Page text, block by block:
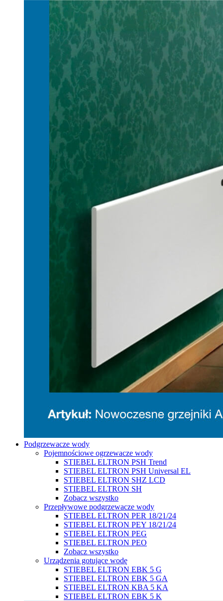
Podgrzewacze wody
Pojemnościowe ogrzewacze wody
STIEBEL ELTRON PSH Trend
STIEBEL ELTRON PSH Universal EL
STIEBEL ELTRON SHZ LCD
STIEBEL ELTRON SH
Zobacz wszystko
Przepływowe podgrzewacze wody
STIEBEL ELTRON PER 18/21/24
STIEBEL ELTRON PEY 18/21/24
STIEBEL ELTRON PEG
STIEBEL ELTRON PEO
Zobacz wszystko
Urządzenia gotujące wodę
STIEBEL ELTRON EBK 5 G
STIEBEL ELTRON EBK 5 GA
STIEBEL ELTRON KBA 5 KA
STIEBEL ELTRON EBK 5 K